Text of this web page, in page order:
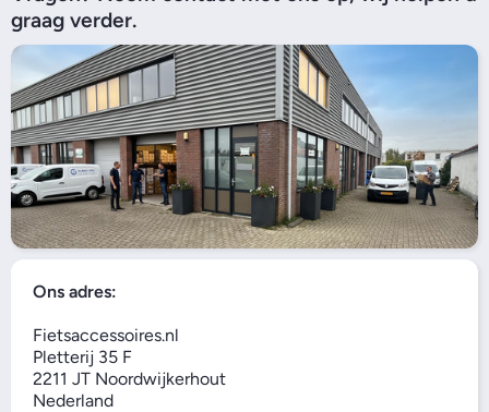
graag verder.
Ons adres:
Fietsaccessoires.nl
Pletterij 35 F
2211 JT Noordwijkerhout
Nederland